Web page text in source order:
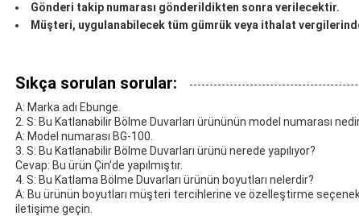
Gönderi takip numarası gönderildikten sonra verilecektir.
Müşteri, uygulanabilecek tüm gümrük veya ithalat
Sıkça sorulan sorular:
A: Marka adı Ebunge.
2. S: Bu Katlanabilir Bölme Duvarları ürününün model numarası
A: Model numarası BG-100.
3. S: Bu Katlanabilir Bölme Duvarları ürünü nerede yapılıyor?
Cevap: Bu ürün Çin'de yapılmıştır.
4. S: Bu Katlama Bölme Duvarları ürünün boyutları nelerdir?
A: Bu ürünün boyutları müşteri tercihlerine ve özelleştirme
iletişime geçin.